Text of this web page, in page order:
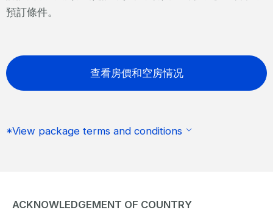
預訂條件。
查看房價和空房情况
*View package terms and conditions
ACKNOWLEDGEMENT OF COUNTRY